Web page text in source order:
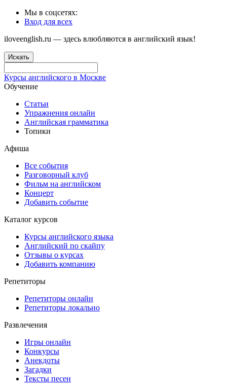
Мы в соцсетях:
Вход для всех
iloveenglish.ru — здесь влюбляются в английский язык!
Искать
Курсы английского в Москве
Обучение
Статьи
Упражнения онлайн
Английская грамматика
Топики
Афиша
Все события
Разговорный клуб
Фильм на английском
Концерт
Добавить событие
Каталог курсов
Курсы английского языка
Английский по скайпу
Отзывы о курсах
Добавить компанию
Репетиторы
Репетиторы онлайн
Репетиторы локально
Развлечения
Игры онлайн
Конкурсы
Анекдоты
Загадки
Тексты песен